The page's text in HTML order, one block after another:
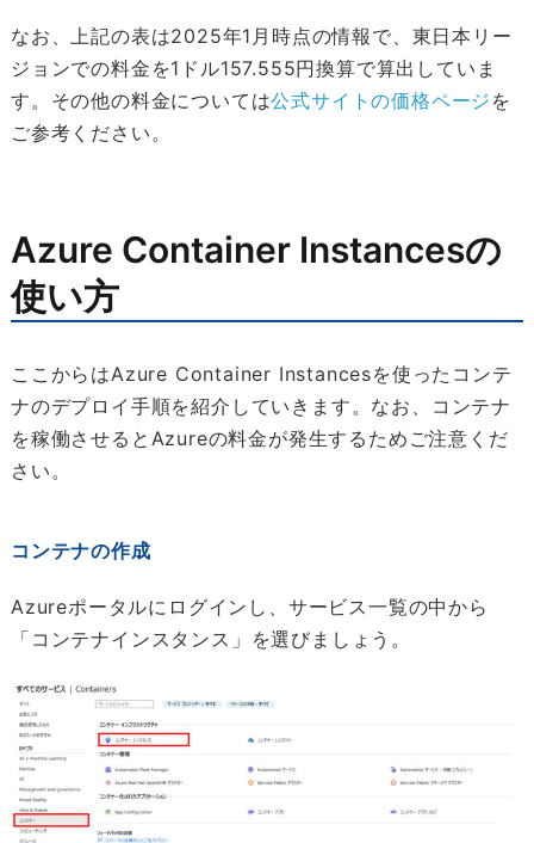
なお、上記の表は2025年1月時点の情報で、東日本リー
ジョンでの料金を1ドル157.555円換算で算出していま
す。その他の料金については公式サイトの価格ページ を
ご参考ください。
Azure Container Instancesの
使い方
ここからはAzure Container Instancesを使ったコンテ
ナのデプロイ手順を紹介していきます。なお、コンテナ
を稼働させるとAzureの料金が発生するためご注意くだ
さい。
コンテナの作成
Azureポータルにログインし、サービス一覧の中から
「コンテナインスタンス」を選びましょう。